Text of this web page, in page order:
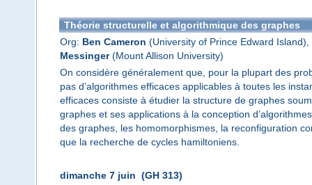
Théorie structurelle et algorithmique des graphes
Org: Ben Cameron (University of Prince Edward Island),
Messinger(Mount Allison University)
On considère généralement que, pour la plupart des
pas d’algorithmes efficaces applicables à toutes les
efficaces consiste à étudier la structure de graphes
graphes et ses applications à la conception
des graphes, les homomorphismes, la reconfiguration
que la recherche de cycles hamiltoniens.
dimanche 7 juin (GH 313)